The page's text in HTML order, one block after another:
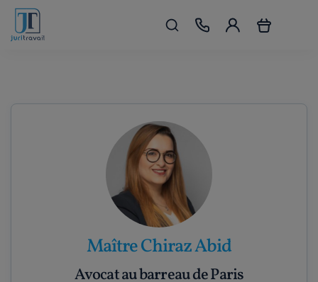
Maître Chiraz Abid
Avocat au barreau de Paris